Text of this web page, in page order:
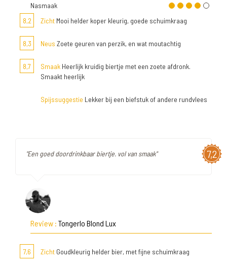
Nasmaak
8,2
Zicht Mooi helder koper kleurig, goede schuimkraag
8,3 Neus Zoete geuren van perzik, en wat moutachtig
8,7 Smaak Heerlijk kruidig biertje met een zoete afdronk.
Smaakt heerlijk
Spijssuggestie Lekker bij een biefstuk of andere rundvlees
7,2
"Een goed doordrinkbaar biertje. vol van smaak"
Review : Tongerlo Blond Lux
7,6 Zicht Goudkleurig helder bier, met fijne schuimkraag